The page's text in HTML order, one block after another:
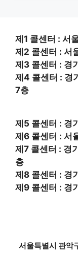
제1 콜센터 : 서
제2 콜센터 : 서
제3 콜센터 : 경
제4 콜센터 : 경
7층
제5 콜센터 : 경
제6 콜센터 : 서
제7 콜센터 : 경
층
제8 콜센터 : 경
제9 콜센터 : 경
서울특별시 관악